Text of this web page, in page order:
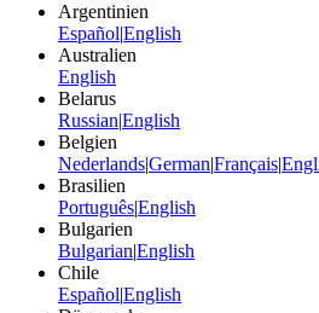
Argentinien
EspañolEnglish
Australien
English
Belarus
RussianEnglish
Belgien
NederlandsGermanFrançais
Brasilien
PortuguêsEnglish
Bulgarien
BulgarianEnglish
Chile
EspañolEnglish